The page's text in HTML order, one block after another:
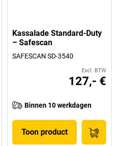
Kassalade Standard-Duty
– Safescan
SAFESCAN SD-3540
Excl. BTW
127,- €
Binnen 10 werkdagen
Toon product